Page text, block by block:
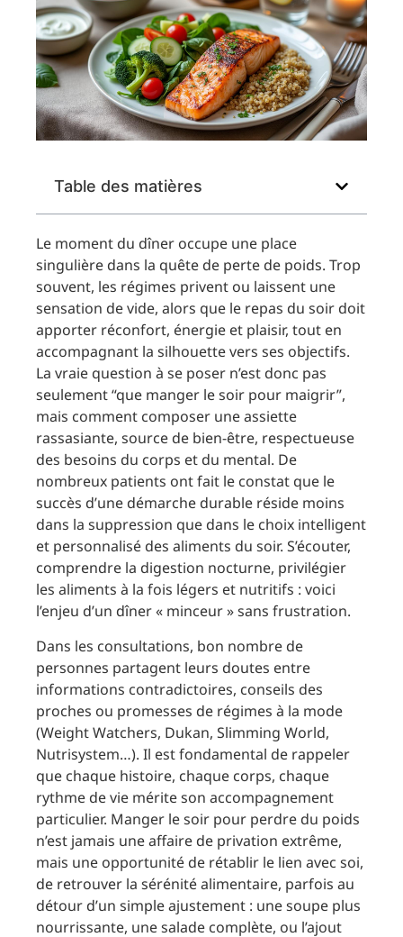
Table des matières
Le moment du dîner occupe une place
singulière dans la quête de perte de poids. Trop
souvent, les régimes privent ou laissent une
sensation de vide, alors que le repas du soir doit
apporter réconfort, énergie et plaisir, tout en
accompagnant la silhouette vers ses objectifs.
La vraie question à se poser n’est donc pas
seulement “que manger le soir pour maigrir”,
mais comment composer une assiette
rassasiante, source de bien-être, respectueuse
des besoins du corps et du mental. De
nombreux patients ont fait le constat que le
succès d’une démarche durable réside moins
dans la suppression que dans le choix intelligent
et personnalisé des aliments du soir. S’écouter,
comprendre la digestion nocturne, privilégier
les aliments à la fois légers et nutritifs : voici
l’enjeu d’un dîner « minceur » sans frustration.
Dans les consultations, bon nombre de
personnes partagent leurs doutes entre
informations contradictoires, conseils des
proches ou promesses de régimes à la mode
(Weight Watchers, Dukan, Slimming World,
Nutrisystem…). Il est fondamental de rappeler
que chaque histoire, chaque corps, chaque
rythme de vie mérite son accompagnement
particulier. Manger le soir pour perdre du poids
n’est jamais une affaire de privation extrême,
mais une opportunité de rétablir le lien avec soi,
de retrouver la sérénité alimentaire, parfois au
détour d’un simple ajustement : une soupe plus
nourrissante, une salade complète, ou l’ajout